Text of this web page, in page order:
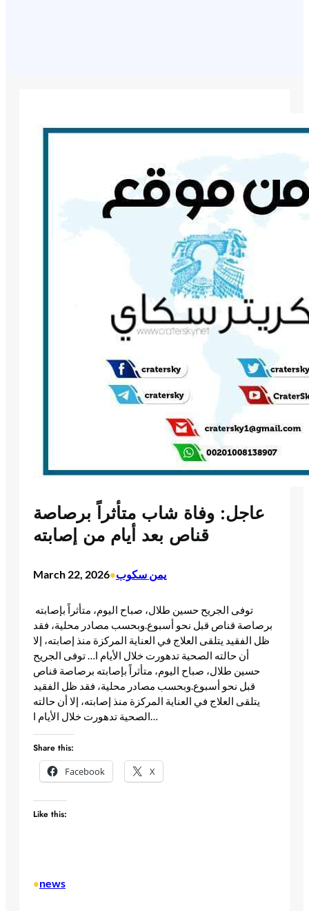
عاجل: وفاة شاب متأثراً برصاصة
قناص بعد أيام من إصابته
March 22, 2026•يمن سكوب
برصاصة قناص قبل نحو أسبوع.وبحسب مصادر محلية، فقد
ظل الفقيد يتلقى العلاج في العناية المركزة منذ إصابته، إلا
أن حالته الصحية تدهورت خلال الأيام ا…​ توفى الجريح
حسين طلال، صباح اليوم، متأثراً بإصابته برصاصة قناص
قبل نحو أسبوع.وبحسب مصادر محلية، فقد ظل الفقيد
يتلقى العلاج في العناية المركزة منذ إصابته، إلا أن حالته
الصحية تدهورت خلال الأيام ا… ​
Share this:
Facebook
X
Like this:
•news